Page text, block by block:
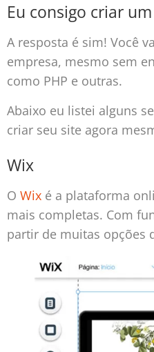
Eu consigo criar
A resposta é sim! Você
empresa, mesmo sem
como PHP e outras.
Abaixo eu listei alguns
criar seu site agora
Wix
O Wix é a plataforma
mais completas. Com
partir de muitas opções